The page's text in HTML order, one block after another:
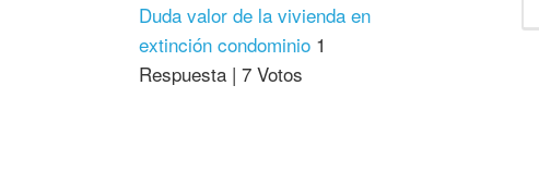
Duda valor de la vivienda en
extinción condominio 1
Respuesta | 7 Votos